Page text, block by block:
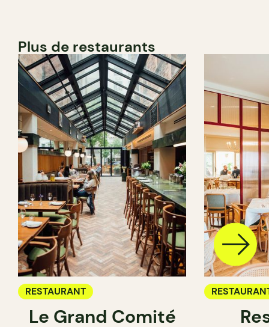
Plus de restaurants
RESTAURANT
Le Grand Comité